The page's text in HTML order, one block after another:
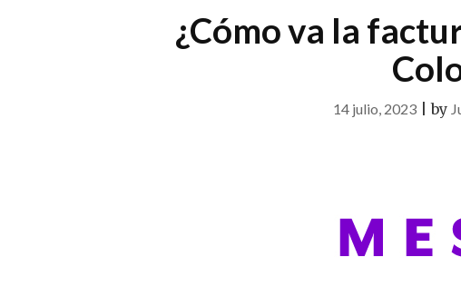
¿Cómo va la
14 julio, 2023 |by